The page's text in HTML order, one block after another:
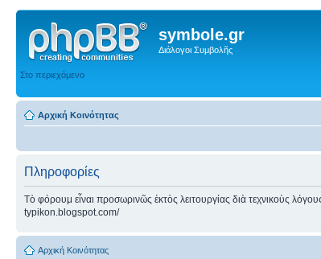
symbole.gr
Διάλογοι Συμβολῆς
Στο περιεχόμενο
Αρχική Κοινότητας
Πληροφορίες
Τὸ φόρουμ εἶναι προσωρινῶς ἐκτὸς λειτουργίας διὰ τεχνικοὺς
typikon.blogspot.com/
Αρχική Κοινότητας